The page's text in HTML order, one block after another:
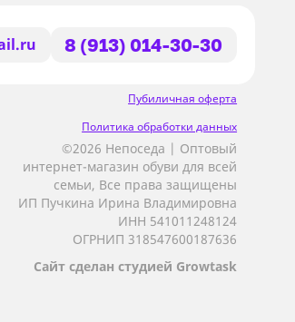
8 (913) 014-30-30
Пубиличная оферта
Политика обработки данных
©2026 Непоседа | Оптовый
интернет-магазин обуви для всей
семьи, Все права защищены
ИП Пучкина Ирина Владимировна
ИНН 541011248124
ОГРНИП 318547600187636
Сайт сделан студией Growtask